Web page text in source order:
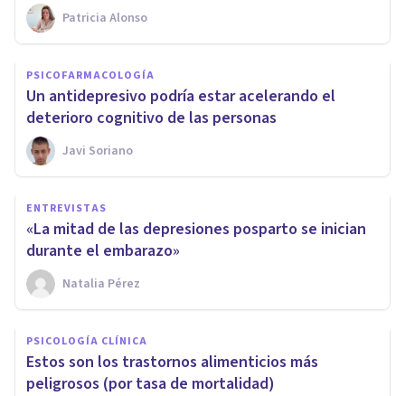
Patricia Alonso
PSICOFARMACOLOGÍA
Un antidepresivo podría estar acelerando el
deterioro cognitivo de las personas
Javi Soriano
ENTREVISTAS
«La mitad de las depresiones posparto se inician
durante el embarazo»
Natalia Pérez
PSICOLOGÍA CLÍNICA
Estos son los trastornos alimenticios más
peligrosos (por tasa de mortalidad)